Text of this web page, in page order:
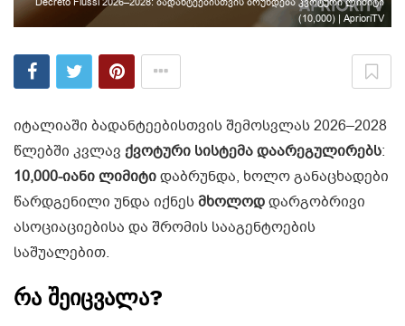
(10,000) | AprioriTV
იტალიაში ბადანტეებისთვის შემოსვლას 2026–2028
წლებში კვლავ ქვოტური სისტემა დაარეგულირებს:
10,000-იანი ლიმიტიდაბრუნდა, ხოლო განაცხადები
წარდგენილი უნდა იქნესმხოლოდდარგობრივი
ასოციაციებისა და შრომის სააგენტოების
საშუალებით.
რა შეიცვალა?